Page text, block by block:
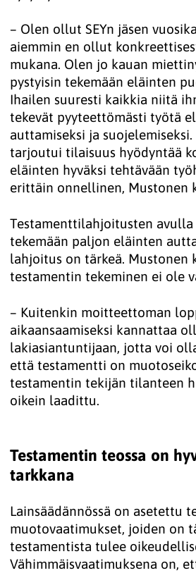
– Olen ollut SEYn jäsen
aiemmin en ollut
mukana. Olen jo kauan
pystyisin tekemään eläinten
Ihailen suuresti kaikkia niitä
tekevät pyyteettömästi työtä
auttamiseksi ja
tarjoutui tilaisuus hyödyntää
eläinten hyväksi tehtävään
erittäin onnellinen, Mustonen
Testamenttilahjoitusten avulla
tekemään paljon eläinten
lahjoitus on tärkeä. Mustonen
testamentin tekeminen ei ole
– Kuitenkin moitteettoman
aikaansaamiseksi kannattaa
lakiasiantuntijaan, jotta voi
että testamentti on
testamentin tekijän tilanteen
oikein laadittu.
Testamentin teossa on
tarkkana
Lainsäädännössä on asetettu
muotovaatimukset, joiden on
testamentista tulee
Vähimmäisvaatimuksena on,